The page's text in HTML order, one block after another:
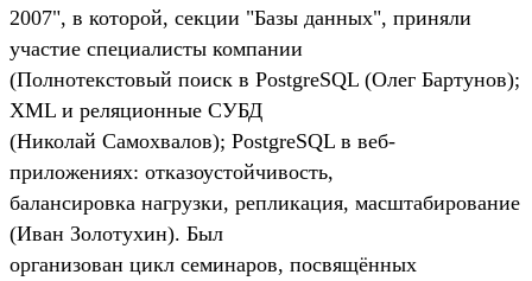
2007", в которой, секции "Базы данных", приняли
участие специалисты компании
(Полнотекстовый поиск в PostgreSQL (Олег Бартунов);
XML и реляционные СУБД
(Николай Самохвалов); PostgreSQL в веб-
приложениях: отказоустойчивость,
балансировка нагрузки, репликация, масштабирование
(Иван Золотухин). Был
организован цикл семинаров, посвящённых